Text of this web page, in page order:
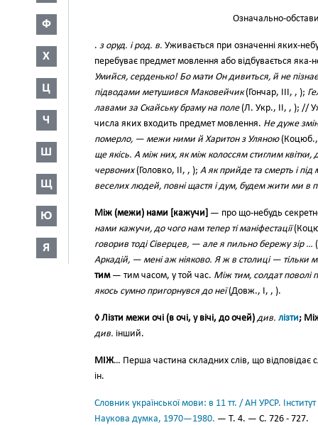
Ф
Х
Ц
Ч
Ш
Щ
Ю
Я
Означально-
. з оруд. і род. в. Уживається при означенні яких-
перебуває предмет мовлення або відбувається яка-
Умийся, серденько! Бо мати Он дивиться, й не
підводами метушився Маковейчик(Гончар, III, , );
лавами за Скайську браму на поле(Л. Укр., II, , ); //
числа яких входить предмет мовлення. Не дуже
померло, — межи ними й Харитон з Уляною(Коцюб.,
ще якісь. А між них, як між колоссям стиглим квітки,
червоних(Головко, II, , ); А як прийде та смерть і
веселих людей, повні щастя і дум, будем жити ми в
Між (межи) нами [кажучи] — про що-небудь
нами кажучи, до чого нам тепер ті маніфестації
говорив тоді Сіверцев, — але я пильно бережу зір …
Аркадій, — мені аж ніяково. Я ж в столиці — тільки
тим— тим часом, у той час. Між тим, солдат поволі
якось сумно пригорнувся до неї(Довж., І, , ).
◊ Лізти межи очі (в очі, у вічі, до очей) див. лізти;
див. інший.
МІЖ… Перша частина складних слів, що відповідає
ін.
Словник української мови: в 11 тт. / АН УРСР.
Наукова думка, 1970—1980. — Т. 4. — С. 726 - 727.